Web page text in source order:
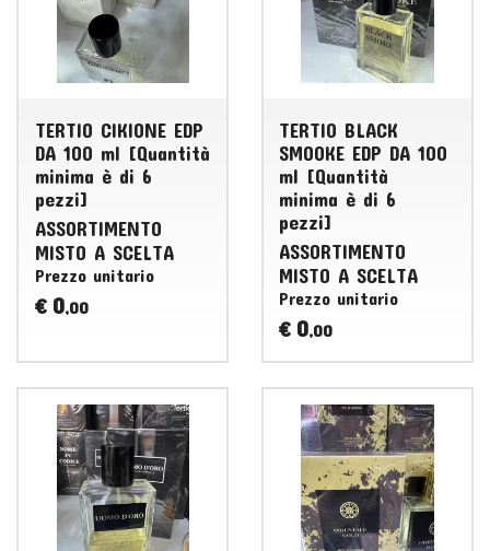
TERTIO CIKIONE EDP
DA 100 ml [Quantità
minima è di 6
pezzi]
ASSORTIMENTO
MISTO A SCELTA
Prezzo unitario
€ 0,00
TERTIO BLACK
SMOOKE EDP DA 100
ml [Quantità
minima è di 6
pezzi]
ASSORTIMENTO
MISTO A SCELTA
Prezzo unitario
€ 0,00